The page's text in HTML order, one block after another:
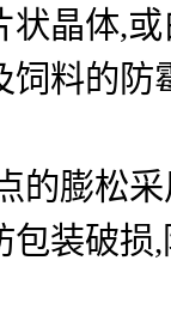
晶体,
料的防
的膨松
装破损